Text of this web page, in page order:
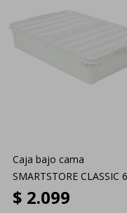
Caja bajo cama
SMARTSTORE CLASSIC
60L con tapa
$ 2.099